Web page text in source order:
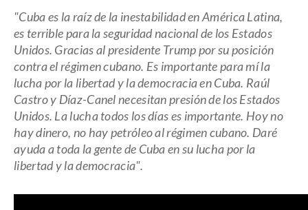
"Cuba es la raíz de la inestabilidad en América Latina,
es terrible para la seguridad nacional de los Estados
Unidos. Gracias al presidente Trump por su posición
contra el régimen cubano. Es importante para mí la
lucha por la libertad y la democracia en Cuba. Raúl
Castro y Díaz-Canel necesitan presión de los Estados
Unidos. La lucha todos los días es importante. Hoy no
hay dinero, no hay petróleo al régimen cubano. Daré
ayuda a toda la gente de Cuba en su lucha por la
libertad y la democracia".